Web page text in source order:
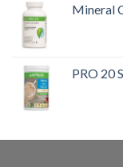
Mineral
PRO 20